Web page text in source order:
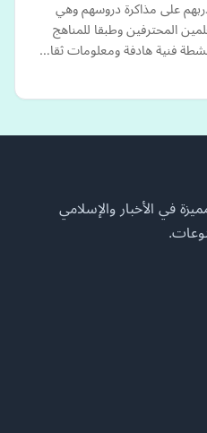
على مذاكرة دروسهم وهي
المحترفين وطبقا للمناهج
فنية هادفة ومعلومات ثقا…
في الأخبار والإسلامي